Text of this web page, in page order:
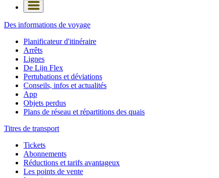
Des informations de voyage
Planificateur d'itinéraire
Arrêts
Lignes
De Lijn Flex
Pertubations et déviations
Conseils, infos et actualités
App
Objets perdus
Plans de réseau et répartitions des quais
Titres de transport
Tickets
Abonnements
Réductions et tarifs avantageux
Les points de vente